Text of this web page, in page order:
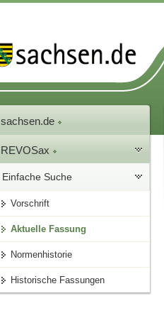
sachsen.de
REVOSax
Einfache Suche
Vorschrift
Aktuelle Fassung
Normenhistorie
Historische Fassungen